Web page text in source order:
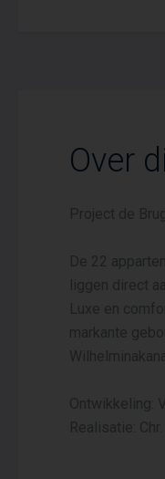
Over
Project de
De 22
liggen direct
Luxe en
markante
Ontwikkeling:
Realisatie: